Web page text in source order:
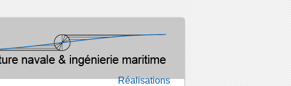
Réalisations